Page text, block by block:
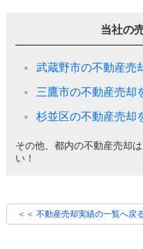
当社の
武蔵野市の不動産売
三鷹市の不動産売却
杉並区の不動産売却
その他、都内の不動産売却
い！
＜＜ 不動産売却実績の一覧へ戻